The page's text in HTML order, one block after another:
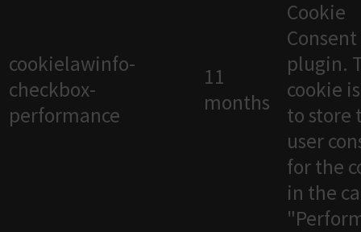
cookielawinfo-
checkbox-
performance
11
months
Cookie
Consent
plugin.
cookie
to store
user
for the
in the